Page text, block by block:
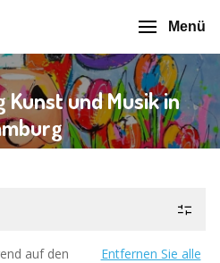
Menü
und Musik in
auf den
Entfernen Sie alle